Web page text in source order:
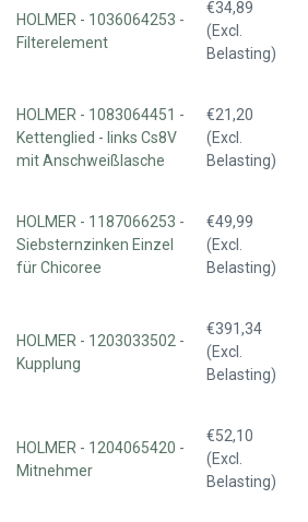
HOLMER - 1036064253 -
Filterelement
€34,89
(Excl.
Belasting)
HOLMER - 1083064451 -
Kettenglied - links Cs8V
mit Anschweißlasche
€21,20
(Excl.
Belasting)
HOLMER - 1187066253 -
Siebsternzinken Einzel
für Chicoree
€49,99
(Excl.
Belasting)
HOLMER - 1203033502 -
Kupplung
€391,34
(Excl.
Belasting)
HOLMER - 1204065420 -
Mitnehmer
€52,10
(Excl.
Belasting)